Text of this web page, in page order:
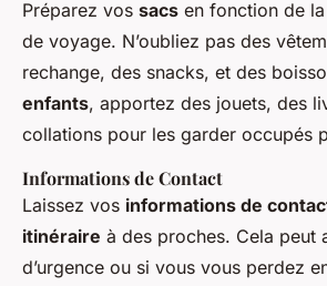
Préparez vos sacs en fonction de
de voyage. N’oubliez pas des
rechange, des snacks, et des
enfants, apportez des jouets, des
collations pour les garder occupés
Informations de Contact
Laissez vos informations de
itinéraire à des proches. Cela peut
d’urgence ou si vous vous perdez